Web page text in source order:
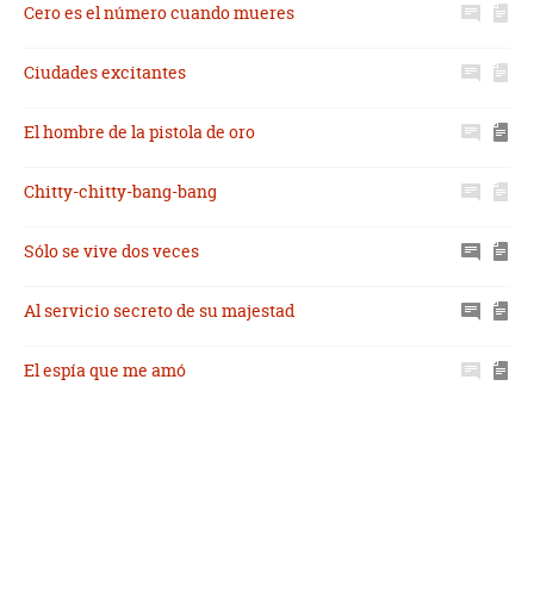
Cero es el número cuando mueres
Ciudades excitantes
El hombre de la pistola de oro
Chitty-chitty-bang-bang
Sólo se vive dos veces
Al servicio secreto de su majestad
El espía que me amó